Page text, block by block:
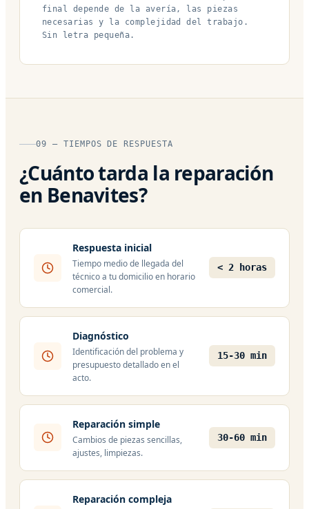
final depende de la avería, las piezas
necesarias y la complejidad del trabajo.
Sin letra pequeña.
09 — TIEMPOS DE RESPUESTA
¿Cuánto tarda la reparación
en Benavites?
Respuesta inicial
Tiempo medio de llegada del
técnico a tu domicilio en horario
comercial.
< 2 horas
Diagnóstico
Identificación del problema y
presupuesto detallado en el
acto.
15-30 min
Reparación simple
Cambios de piezas sencillas,
ajustes, limpiezas.
30-60 min
Reparación compleja